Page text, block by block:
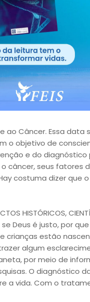
Câncer. Essa data
o objetivo de
e do diagnóstico
câncer, seus fatores
costuma dizer que
HISTÓRICOS,
Deus é justo, por
crianças estão
algum
por meio de
O diagnóstico
a vida. Com o